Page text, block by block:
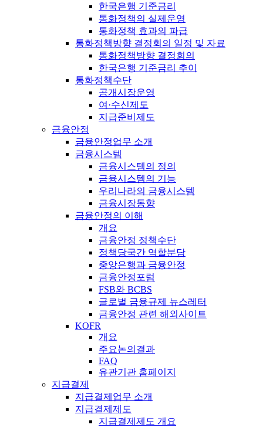
한국은행 기준금리
통화정책의 실제운영
통화정책 효과의 파급
통화정책방향 결정회의 일정 및 자료
통화정책방향 결정회의
한국은행 기준금리 추이
통화정책수단
공개시장운영
여·수신제도
지급준비제도
금융안정
금융안정업무 소개
금융시스템
금융시스템의 정의
금융시스템의 기능
우리나라의 금융시스템
금융시장동향
금융안정의 이해
개요
금융안정 정책수단
정책당국간 역할분담
중앙은행과 금융안정
금융안정포럼
FSB와 BCBS
글로벌 금융규제 뉴스레터
금융안정 관련 해외사이트
KOFR
개요
주요논의결과
FAQ
유관기관 홈페이지
지급결제
지급결제업무 소개
지급결제제도
지급결제제도 개요